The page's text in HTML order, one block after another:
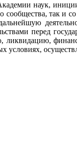
наук,
так и
перед